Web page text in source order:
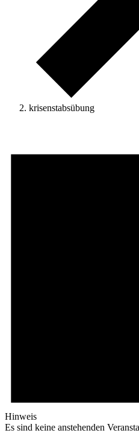
krisenstabsübung
Hinweis
Es sind keine anstehenden